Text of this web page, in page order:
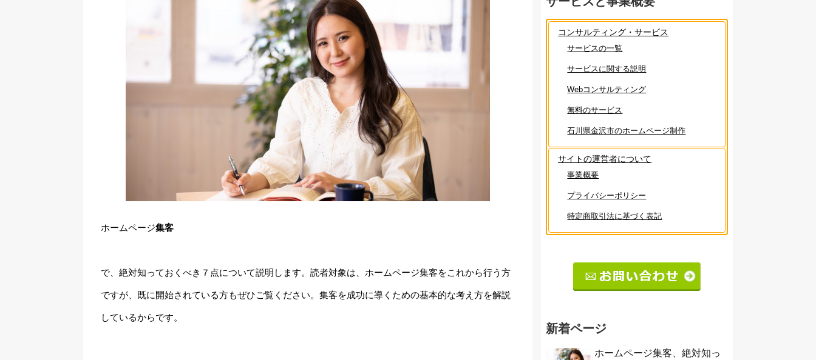
ホームページ集客
で、絶対知っておくべき７点について説明します。読者対象は、ホームページ集客をこれから行う方
ですが、既に開始されている方もぜひご覧ください。集客を成功に導くための基本的な考え方を解説
しているからです。
コンサルティング・サービス
サービスの一覧
サービスに関する説明
Webコンサルティング
無料のサービス
石川県金沢市のホームページ制作
サイトの運営者について
事業概要
プライバシーポリシー
特定商取引法に基づく表記
新着ページ
ホームページ集客、絶対知っ